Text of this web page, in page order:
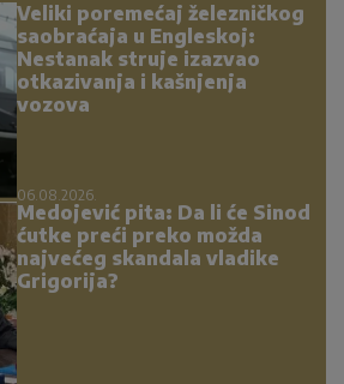
Veliki poremećaj železničkog
saobraćaja u Engleskoj:
Nestanak struje izazvao
otkazivanja i kašnjenja
vozova
06.08.2026.
Medojević pita: Da li će Sinod
ćutke preći preko možda
najvećeg skandala vladike
Grigorija?